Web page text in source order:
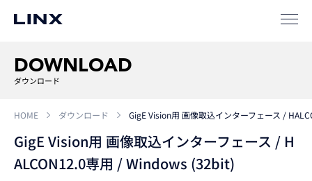
SIパートナー
DOWNLOAD
ダウンロード
HOME ダウンロード GigE Vision用 画像取込インターフェース /
GigE Vision用 画像取込インターフェース / H
ALCON12.0専用 / Windows (32bit)